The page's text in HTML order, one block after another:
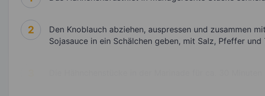
2
Den Knoblauch abziehen, auspressen und zusammen
Sojasauce in ein Schälchen geben, mit Salz, Pfeffer